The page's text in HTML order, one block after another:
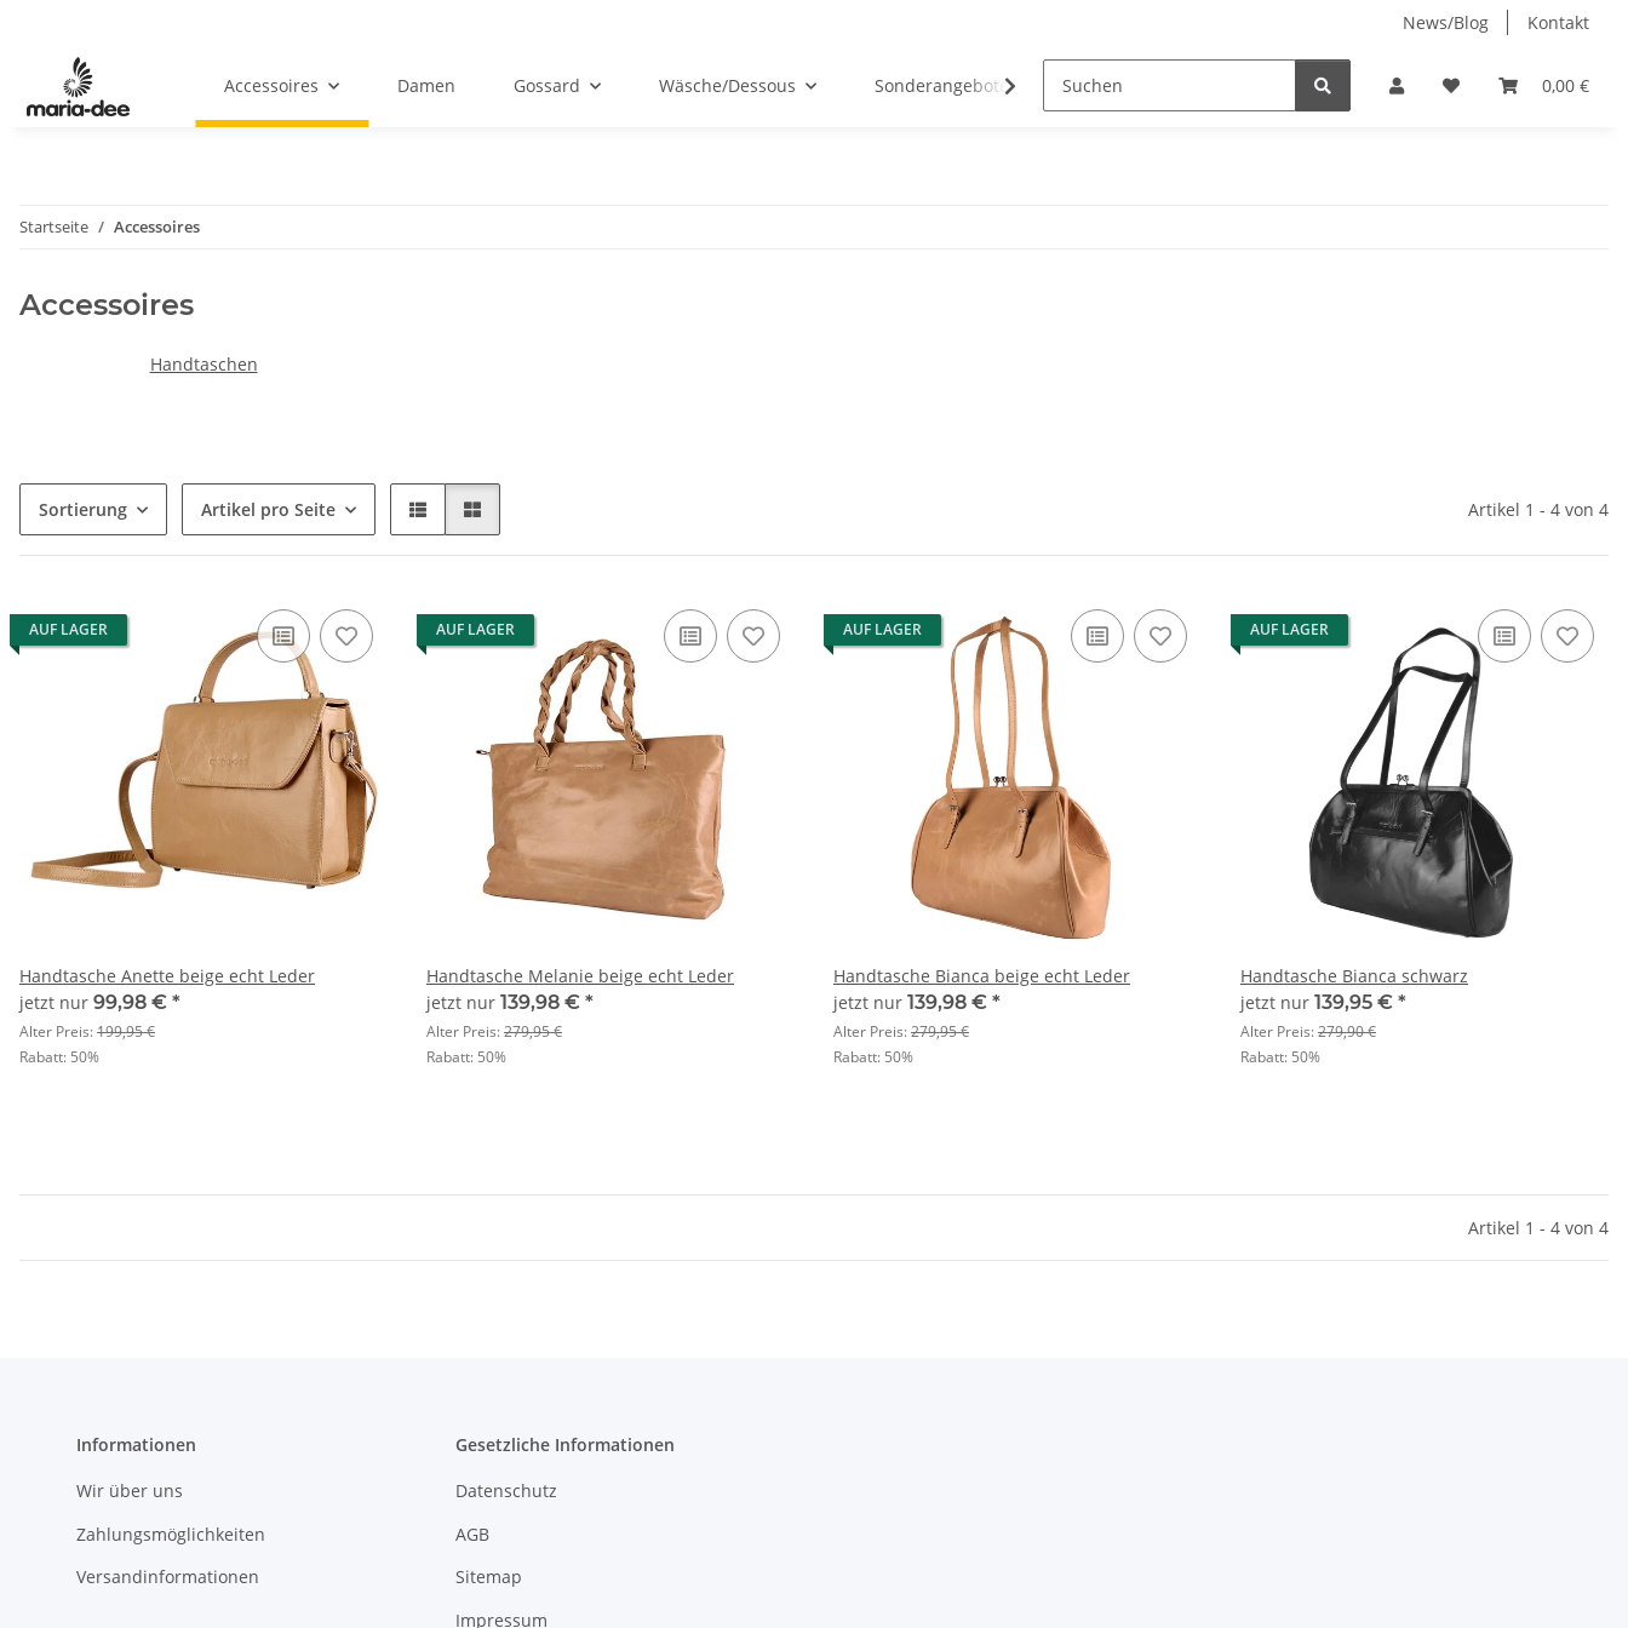
News/Blog Kontakt
0,00 €
Accessoires Damen Gossard Wäsche/Dessous Sonderangebote Jenny-Bell (made in Germany)
Startseite Accessoires
Accessoires
Handtaschen
Sortierung Artikel pro Seite Artikel 1 - 4 von 4
AUF LAGER
Handtasche Anette beige echt Leder
jetzt nur 99,98 € *
Alter Preis:199,95 €
Rabatt: 50%
AUF LAGER
Handtasche Melanie beige echt Leder
jetzt nur 139,98 € *
Alter Preis:279,95 €
Rabatt: 50%
AUF LAGER
Handtasche Bianca beige echt Leder
jetzt nur 139,98 € *
Alter Preis:279,95 €
Rabatt: 50%
AUF LAGER
Handtasche Bianca schwarz
jetzt nur 139,95 € *
Alter Preis:279,90 €
Rabatt: 50%
Artikel 1 - 4 von 4
Informationen
Wir über uns
Zahlungsmöglichkeiten
Versandinformationen
Gesetzliche Informationen
Datenschutz
AGB
Sitemap
Impressum